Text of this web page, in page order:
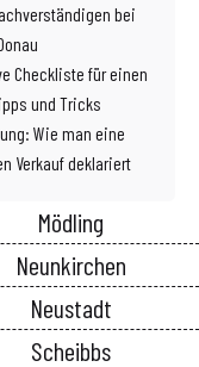
bei
Checkliste für einen
und Tricks
Wie man eine
Verkauf deklariert
Mödling
Neunkirchen
Neustadt
Scheibbs